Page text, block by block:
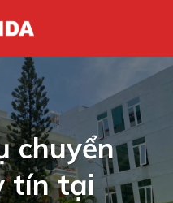
chuyển
tín tại